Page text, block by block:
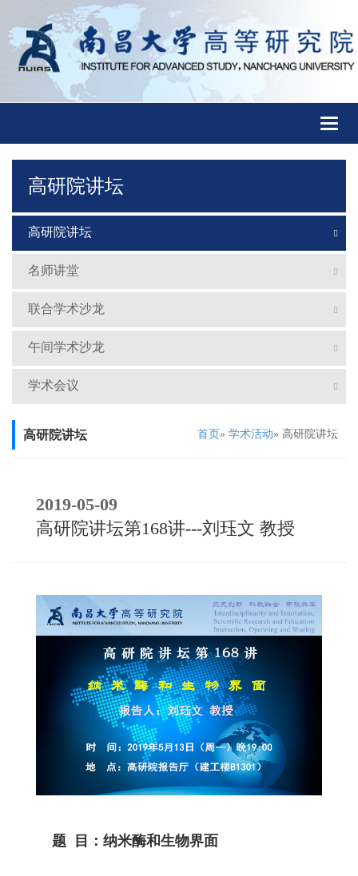
高研院讲坛
高研院讲坛
名师讲堂
联合学术沙龙
午间学术沙龙
学术会议
高研院讲坛 首页» 学术活动» 高研院讲坛
2019-05-09
高研院讲坛第168讲---刘珏文 教授
题 目：纳米酶和生物界面